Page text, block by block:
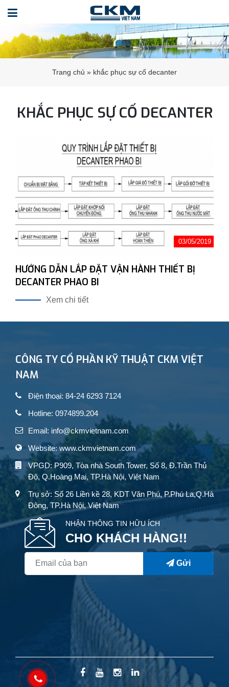
Trang chủ » khắc phục sự cố decanter
KHẮC PHỤC SỰ CỐ DECANTER
03/05/2019
HƯỚNG DẪN LẮP ĐẶT VẬN HÀNH THIẾT BỊ
DECANTER PHAO BI
Xem chi tiết
CÔNG TY CỔ PHẦN KỸ THUẬT CKM VIỆT
NAM
Điện thoại: 84-24 6293 7124
Hotline: 0974899.204
Email: info@ckmvietnam.com
Website: www.ckmvietnam.com
VPGD: P909, Tòa nhà South Tower, Số 8, Đ.Trần Thủ
Độ, Q.Hoàng Mai, TP.Hà Nội, Việt Nam
Trụ sở: Số 26 Liền kề 28, KDT Văn Phú, P.Phú La,Q.Hà
Đông, TP.Hà Nội, Việt Nam
NHẬN THÔNG TIN HỮU ÍCH
CHO KHÁCH HÀNG!!
Gửi